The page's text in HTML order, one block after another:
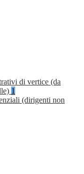
di vertice (da
1
(dirigenti non